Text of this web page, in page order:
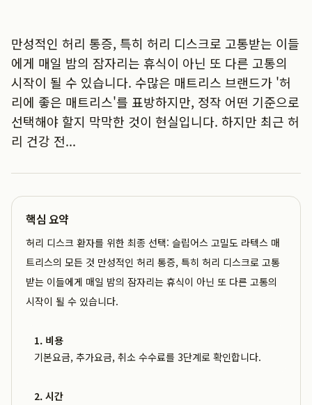
만성적인 허리 통증, 특히 허리 디스크로 고통받는 이들
에게 매일 밤의 잠자리는 휴식이 아닌 또 다른 고통의
시작이 될 수 있습니다. 수많은 매트리스 브랜드가 '허
리에 좋은 매트리스'를 표방하지만, 정작 어떤 기준으로
선택해야 할지 막막한 것이 현실입니다. 하지만 최근 허
리 건강 전...
핵심 요약
허리 디스크 환자를 위한 최종 선택: 슬립어스 고밀도 라텍스 매
트리스의 모든 것 만성적인 허리 통증, 특히 허리 디스크로 고통
받는 이들에게 매일 밤의 잠자리는 휴식이 아닌 또 다른 고통의
시작이 될 수 있습니다.
1. 비용
기본요금, 추가요금, 취소 수수료를 3단계로 확인합니다.
2. 시간